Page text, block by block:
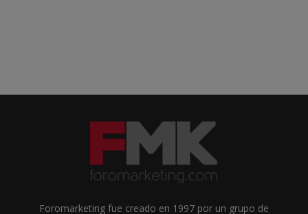
Foromarketing fue creado en 1997 por un grupo de